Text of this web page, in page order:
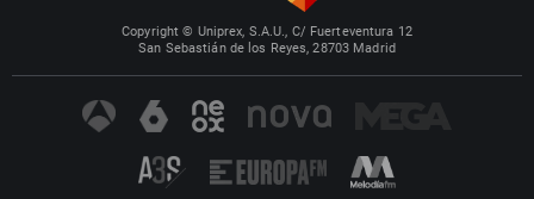
Copyright © Uniprex, S.A.U., C/ Fuerteventura 12
San Sebastián de los Reyes, 28703 Madrid